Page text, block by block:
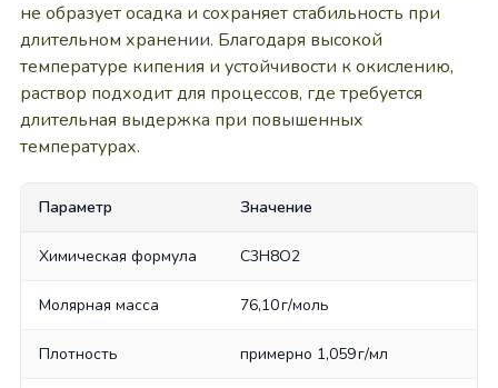
не образует осадка и сохраняет стабильность при
длительном хранении. Благодаря высокой
температуре кипения и устойчивости к окислению,
раствор подходит для процессов, где требуется
длительная выдержка при повышенных
температурах.
Параметр Значение
Химическая формула C3H8O2
Молярная масса 76,10 г/моль
Плотность примерно 1,059 г/мл